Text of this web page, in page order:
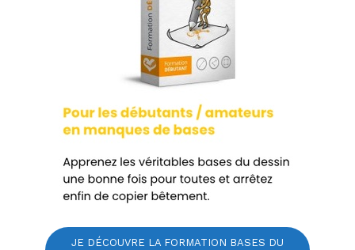
JE DÉCOUVRE LA FORMATION BASES DU